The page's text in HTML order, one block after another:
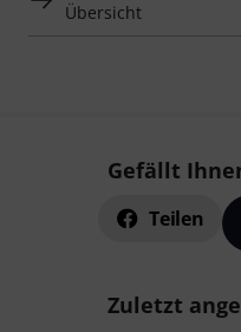
Übersicht
Gefällt
Teilen
Zuletzt